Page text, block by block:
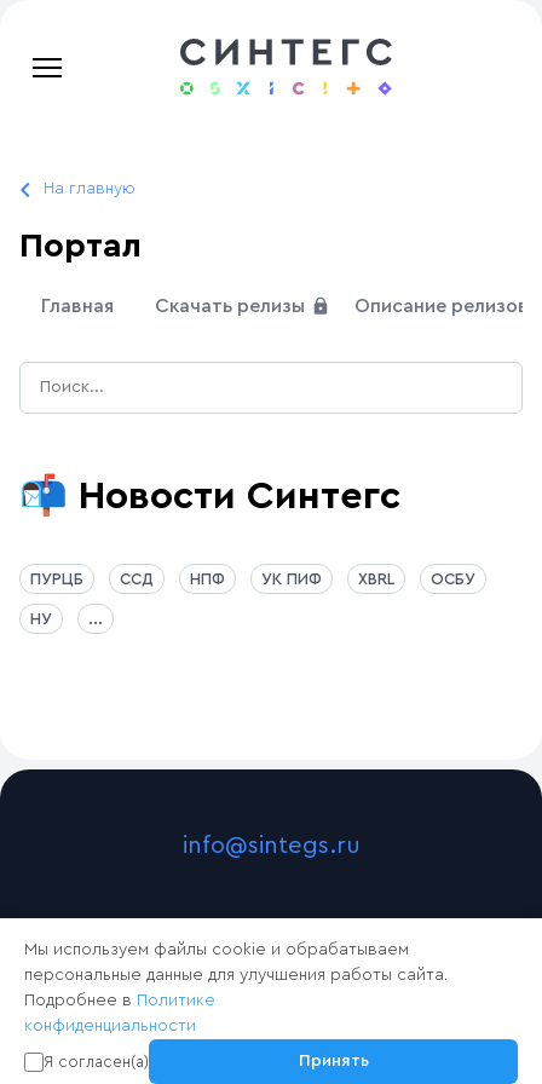
На главную
Портал
Главная Скачать релизы Описание релизов
📬 Новости Синтегс
ПУРЦБ ССД НПФ УК ПИФ XBRL ОСБУ
НУ ...
info@sintegs.ru
Мы используем файлы cookie и обрабатываем
персональные данные для улучшения работы сайта.
Подробнее в Политике
конфиденциальности
Я согласен(а) Принять